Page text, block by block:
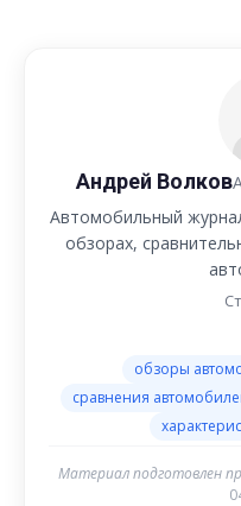
Андрей Волков
Автомобильный
обзорах,
обзоры
сравнения
Материал подготовлен